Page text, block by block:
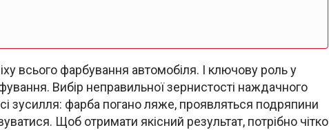
всього фарбування автомобіля. І ключову роль у
Вибір неправильної зернистості наждачного
зусилля: фарба погано ляже, проявляться подряпини
Щоб отримати якісний результат, потрібно чітко